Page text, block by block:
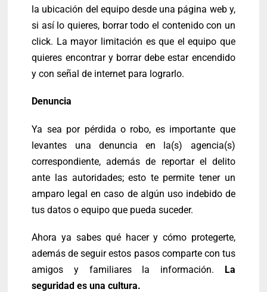
la ubicación del equipo desde una página web y,
si así lo quieres, borrar todo el contenido con un
click. La mayor limitación es que el equipo que
quieres encontrar y borrar debe estar encendido
y con señal de internet para lograrlo.
Denuncia
Ya sea por pérdida o robo, es importante que
levantes una denuncia en la(s) agencia(s)
correspondiente, además de reportar el delito
ante las autoridades; esto te permite tener un
amparo legal en caso de algún uso indebido de
tus datos o equipo que pueda suceder.
Ahora ya sabes qué hacer y cómo protegerte,
además de seguir estos pasos comparte con tus
amigos y familiares la información. La
seguridad es una cultura.